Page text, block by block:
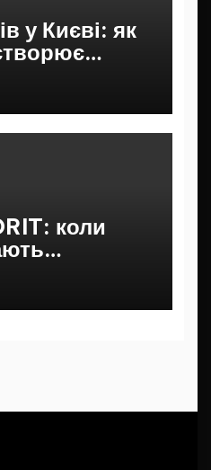
у Києві: як
для
коли
просто